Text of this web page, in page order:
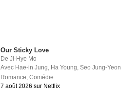
Our Sticky Love
DeJi-Hye Mo
Avec Hae-in Jung, Ha Young,Seo Jung-Yeon
Romance,Comédie
7 août 2026 sur Netflix